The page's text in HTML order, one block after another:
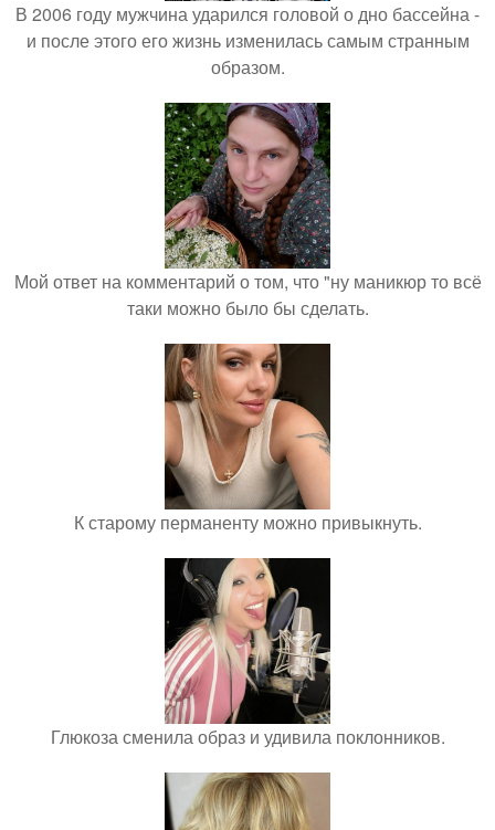
В 2006 году мужчина ударился головой о дно бассейна -
и после этого его жизнь изменилась самым странным
образом.
Мой ответ на комментарий о том, что "ну маникюр то всё
таки можно было бы сделать.
К старому перманенту можно привыкнуть.
Глюкоза сменила образ и удивила поклонников.